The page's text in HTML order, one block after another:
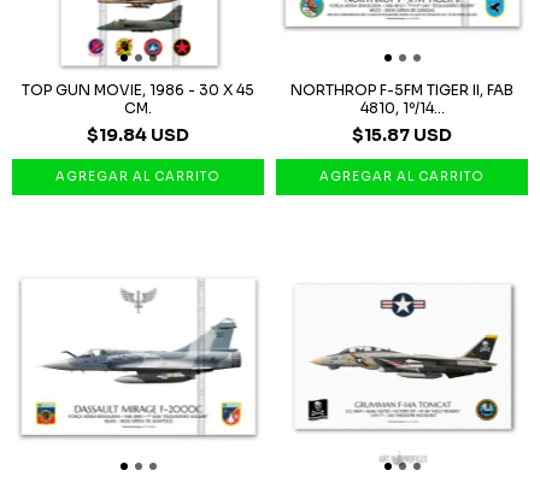
TOP GUN MOVIE, 1986 - 30 X 45
CM.
$19.84 USD
NORTHROP F-5FM TIGER II, FAB
4810, 1º/14...
$15.87 USD